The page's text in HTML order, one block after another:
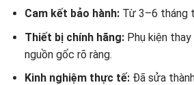
Cam kết bảo hành:Từ 3–6 tháng
Thiết bị chính hãng:Phụ kiện thay
nguồn gốc rõ ràng.
Kinh nghiệm thực tế:Đã sửa